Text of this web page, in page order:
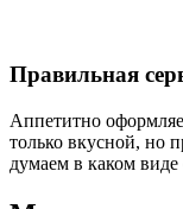
Правильная
Аппетитно
только вкусной, но
думаем в каком